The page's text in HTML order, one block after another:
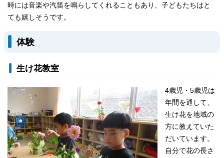
時には音楽や汽笛を鳴らしてくれることもあり、子どもたちはと
ても嬉しそうです。
体験
生け花教室
4歳児・5歳児は
年間を通して、
生け花を地域の
方に教えていた
だいています。
自分で花の長さ